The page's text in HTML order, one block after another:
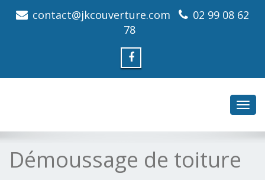
contact@jkcouverture.com
02 99 08 62
78
Démoussage de toiture